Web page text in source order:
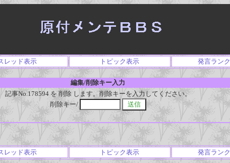
レッド表示 トピック表示 発言ランク
編集/削除キー入力
記事No.178594 を 削除 します。削除キーを入力してください。
削除キー/
レッド表示 トピック表示 発言ランク